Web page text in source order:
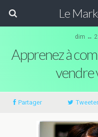
Le
dim ↔
Apprenez à
vendre
Partager Tweeter